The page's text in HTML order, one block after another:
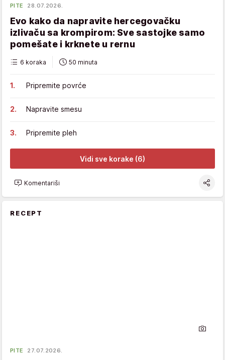
PITE 28.07.2026.
Evo kako da napravite hercegovačku
izlivaču sa krompirom: Sve sastojke samo
pomešate i krknete u rernu
6 koraka 50 minuta
Pripremite povrće
Napravite smesu
Pripremite pleh
Vidi sve korake (6)
Komentariši
RECEPT
PITE 27.07.2026.